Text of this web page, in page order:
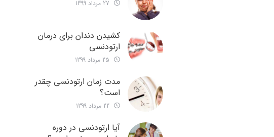
کشیدن دندان برای درمان
ارتودنسی
مدت زمان ارتودنسی چقدر
است؟
آیا ارتودنسی در دوره